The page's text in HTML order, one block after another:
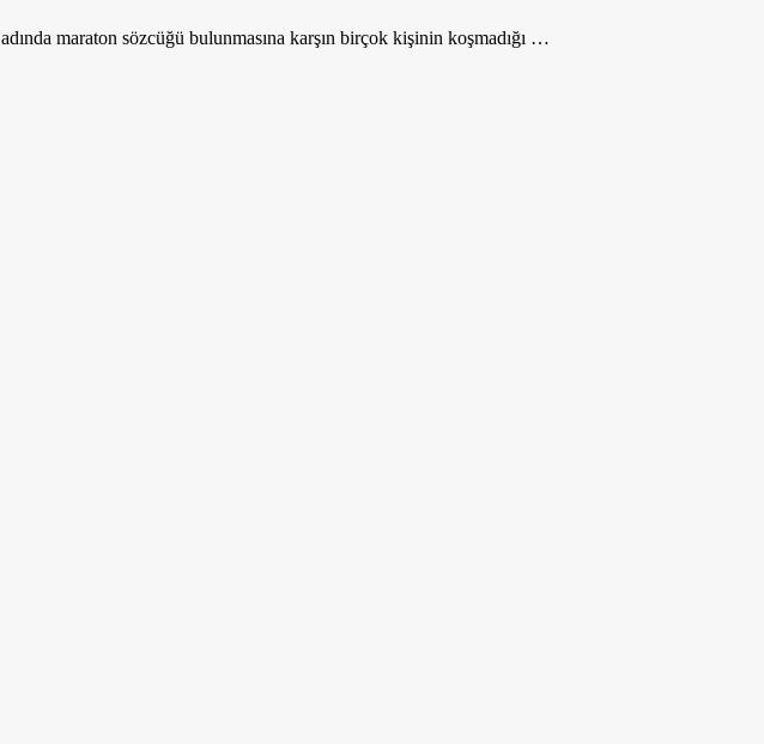
adında maraton sözcüğü bulunmasına karşın birçok kişinin koşmadığı …